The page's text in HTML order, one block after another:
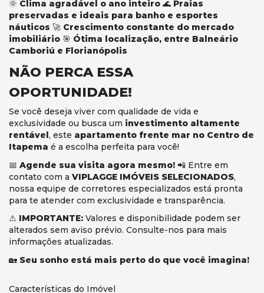
🌞 Clima agradável o ano inteiro 🌊 Praias
preservadas e ideais para banho e esportes
náuticos 🚀 Crescimento constante do mercado
imobiliário 🎯 Ótima localização, entre Balneário
Camboriú e Florianópolis
NÃO PERCA ESSA
OPORTUNIDADE!
Se você deseja viver com qualidade de vida e
exclusividade ou busca um investimento altamente
rentável, este apartamento frente mar no Centro de
Itapema é a escolha perfeita para você!
📅 Agende sua visita agora mesmo! 📲 Entre em
contato com a VIPLAGGE IMÓVEIS SELECIONADOS,
nossa equipe de corretores especializados está pronta
para te atender com exclusividade e transparência.
⚠ IMPORTANTE: Valores e disponibilidade podem ser
alterados sem aviso prévio. Consulte-nos para mais
informações atualizadas.
🏡 Seu sonho está mais perto do que você imagina!
Características do Imóvel